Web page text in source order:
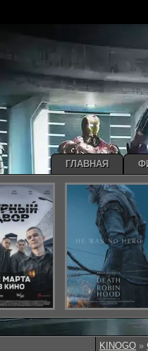
KINOGO »
ГЛАВНАЯ